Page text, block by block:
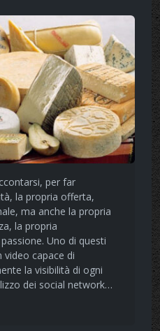
per far
la propria offerta,
ma anche la propria
la propria
Uno di questi
capace di
la visibilità di ogni
dei social network…